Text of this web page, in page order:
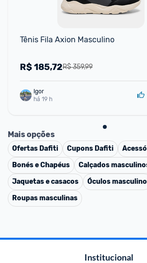
Tênis Fila Axion Masculino
R$ 359,99
R$185,72
Igor
há 19 h
Mais opções
Ofertas Dafiti Cupons Dafiti
Bonés e Chapéus
Calçados
Jaquetas e casacos
Óculos masculino
Roupas masculinas
Institucional